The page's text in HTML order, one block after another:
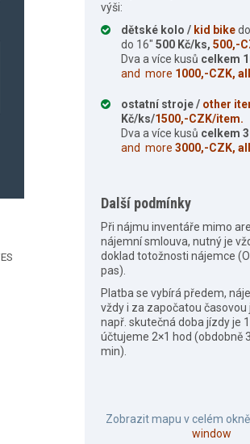
výši:
dětské kolo / kid bike
do 16″ 500 Kč/ks, 500,-
Dva a více kusů celkem
and more 1000,-CZK,
ostatní stroje / other
Kč/ks/1500,-CZK/item.
Dva a více kusů celkem
and more 3000,-CZK,
Další podmínky
Při nájmu inventáře mimo
nájemní smlouva, nutný je
doklad totožnosti nájemce
pas).
Platba se vybírá předem,
vždy i za započatou časovou
např. skutečná doba jízdy je
účtujeme 2×1 hod (obdobně
min).
Zobrazit mapu v celém
window